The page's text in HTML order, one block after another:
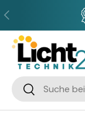
Direkt zum
Vorherige
Suchen
Suchen